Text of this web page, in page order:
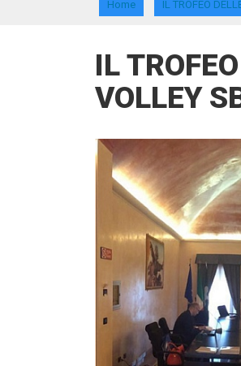
Home IL TROFEO
IL
VOLLEY